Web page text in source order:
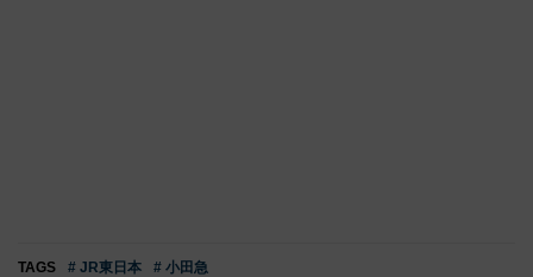
TAGS # JR東日本 # 小田急